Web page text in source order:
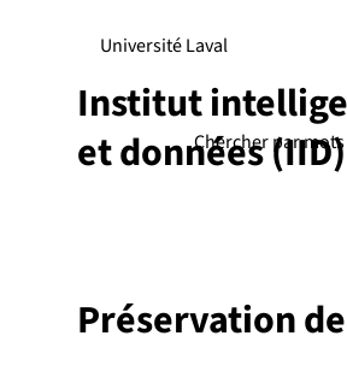
Institut
et données (IID)
Université Laval
Préservation